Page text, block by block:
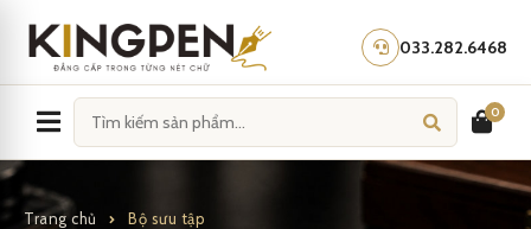
content
033.282.6468
0
Trang chủ Bộ sưu tập